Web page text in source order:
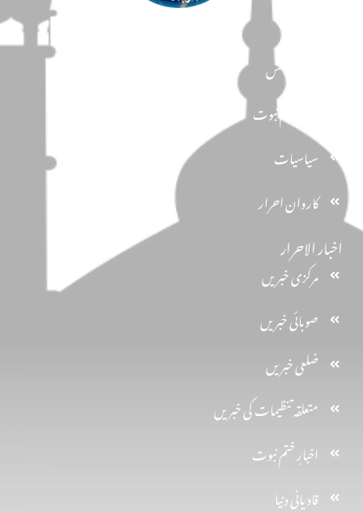
اخبار الاحرار
مرکزی خبریں
صوبائی خبریں
ضلعی خبریں
متعلقہ تنظیمات کی خبریں
اخبارِ ختم نبوت
قادیانی دنیا
دین و دانش
تحفظ ختم نبوت
سیاسیات
کاروان احرار